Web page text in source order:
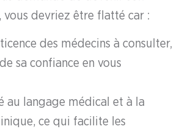
devriez être flatté car :
des médecins à consulter,
sa confiance en vous
au langage médical et à la
ce qui facilite les